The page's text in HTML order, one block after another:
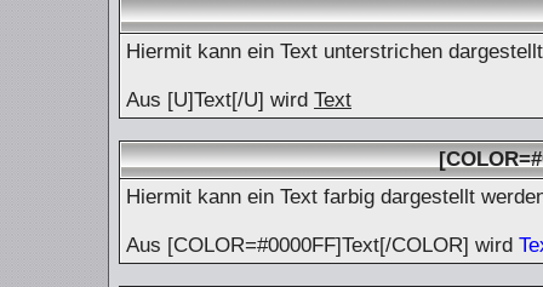
Hiermit kann ein Text unterstrichen
Aus [U]Text[/U] wird Text
Hiermit kann ein Text farbig dargestellt
Aus [COLOR=#0000FF]Text[/COLOR] wird